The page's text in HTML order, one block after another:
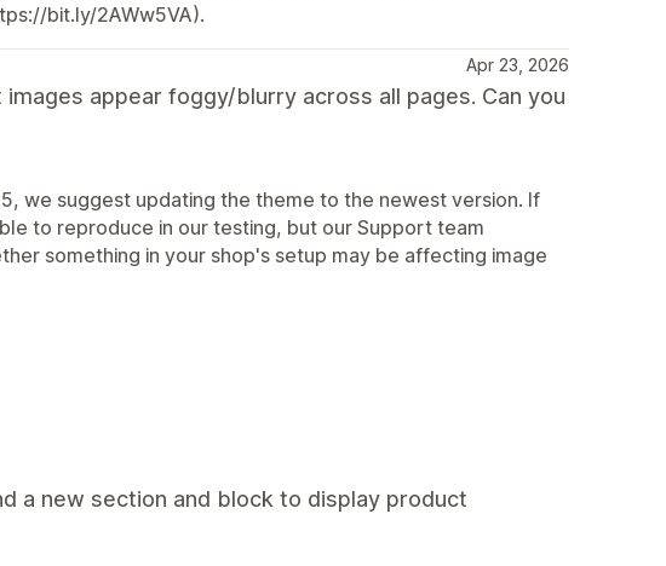
bit.ly/2AWw5VA).
Apr 23, 2026
appear foggy/blurry across all pages. Can you
we suggest updating the theme to the newest version. If
to reproduce in our testing, but our Support team
something in your shop's setup may be affecting image
a new section and block to display product